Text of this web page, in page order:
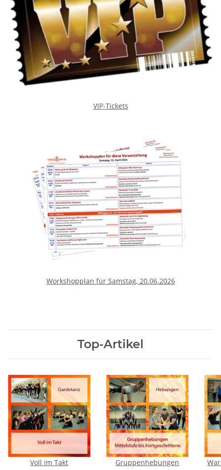
VIP-Tickets
Workshopplan für Samstag, 20.06.2026
Top-Artikel
Voll im Takt
Gruppenhebungen